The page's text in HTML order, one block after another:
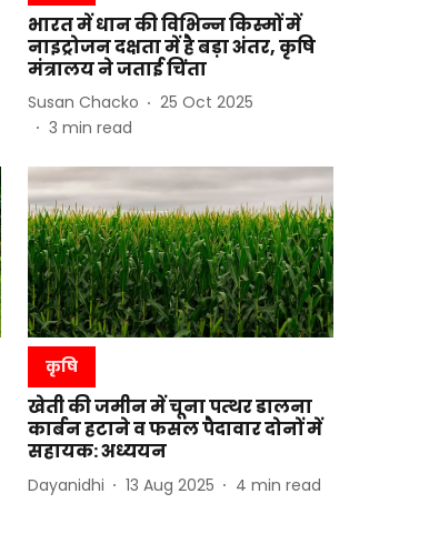
भारत में धान की विभिन्न किस्मों में
नाइट्रोजन दक्षता में है बड़ा अंतर, कृषि
मंत्रालय ने जताई चिंता
Susan Chacko
25 Oct 2025
3 min read
कृषि
खेती की जमीन में चूना पत्थर डालना
कार्बन हटाने व फसल पैदावार दोनों में
सहायक: अध्ययन
Dayanidhi 13 Aug 2025 4 min read